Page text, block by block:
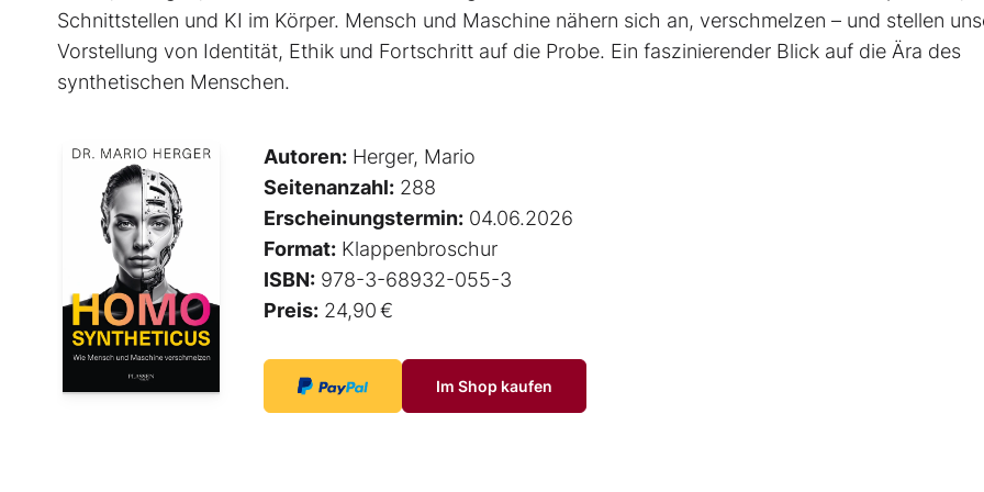
Schnittstellen und KI im Körper. Mensch und Maschine nähern sich an, verschmelzen – und stellen
Vorstellung von Identität, Ethik und Fortschritt auf die Probe. Ein faszinierender Blick auf die Ära des
synthetischen Menschen.
Autoren: Herger, Mario
Seitenanzahl: 288
Erscheinungstermin: 04.06.2026
Format: Klappenbroschur
ISBN: 978-3-68932-055-3
Preis: 24,90 €
Im Shop kaufen